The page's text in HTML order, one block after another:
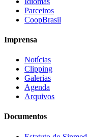
Parceiros
CoopBrasil
Imprensa
Notícias
Clipping
Galerias
Agenda
Arquivos
Documentos